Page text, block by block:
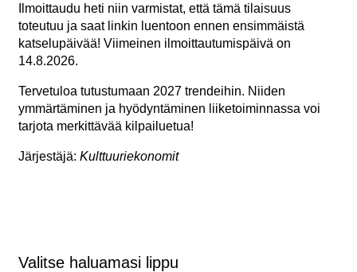
Ilmoittaudu heti niin varmistat, että tämä tilaisuus
toteutuu ja saat linkin luentoon ennen ensimmäistä
katselupäivää! Viimeinen ilmoittautumispäivä on
14.8.2026.
Tervetuloa tutustumaan 2027 trendeihin. Niiden
ymmärtäminen ja hyödyntäminen liiketoiminnassa voi
tarjota merkittävää kilpailuetua!
Järjestäjä: Kulttuuriekonomit
Valitse haluamasi lippu